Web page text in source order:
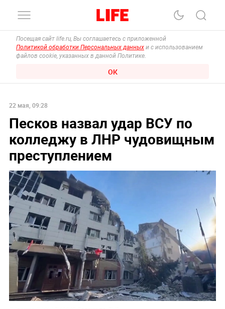
Посещая сайт life.ru, Вы соглашаетесь с приложенной
Политикой обработки Персональных данных и с использованием
файлов cookie, указанных в данной Политике.
ОК
22 мая, 09:28
Песков назвал удар ВСУ по
колледжу в ЛНР чудовищным
преступлением